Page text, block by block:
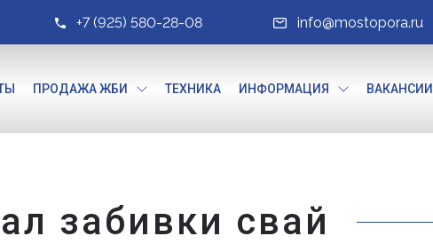
+7 (925) 580-28-08 info@mostopora.ru
ПРОДАЖА ЖБИ ТЕХНИКА ИНФОРМАЦИЯ ВАКАНСИИ
забивки свай